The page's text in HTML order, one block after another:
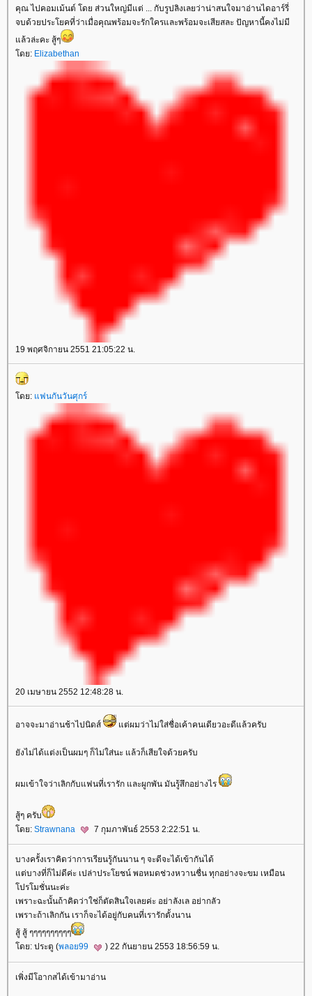
คุณ ไปคอมเม้นต์ โดย ส่วนใหญ่มีแต่ ... กับรูปลิงเลยว่าน่าสนใจมาอ่านไดอาร์รี่
จบด้วยประโยคที่ว่าเมื่อคุณพร้อมจะรักใครและพร้อมจะเสียสละ ปัญหานี้คงไม่มี
ล้วล่ะคะ สู้ๆ
ดย: Elizabethan
19 พฤศจิกายน 2551 21:05:22 น.
ดย: ฟนกันวันศุกร์
20 เมษายน 2552 12:48:28 น.
อาจจะมาอ่านช้าไปนิดส์ ต่ผมว่าไม่ใส่ชื่อเค้าคนเดียวอะดีแล้วครับ
ังไม่ได้แต่งเป็นผมๆ ก็ไม่ใส่นะ แล้วก็เสียใจด้วยครับ
ผมเข้าใจว่าเลิกกับแฟนที่เรารัก และผูกพัน มันรู้สึกอย่างไร
สู้ๆ ครับ
ดย: Strawnana 7 กุมภาพันธ์ 2553 2:22:51 น.
บางครั้งเราคิดว่าการเรียนรู้กันนาน ๆ จะดีจะได้เข้ากันได้
ต่บางที่ก็ไม่ดีค่ะ เปล่าประโยชน์ พอหมดช่วงหวานชื่น ทุกอย่างจะขม เหมือน
ปรโมชั่นนะค่ะ
เพราะฉะนั้นถ้าคิดว่าใช่ก็ตัดสินใจเลยค่ะ อย่าลังเล อย่ากลัว
เพราะถ้าเลิกกัน เราก็จะได้อยู่กับคนที่เรารักตั้งนาน
สู้ สู้ ๆๆๆๆๆๆๆๆๆๆ
ดย: ประตู (พลอย99 ) 22 กันยายน 2553 18:56:59 น.
เพิ่งมีโอากสได้เข้ามาอ่าน